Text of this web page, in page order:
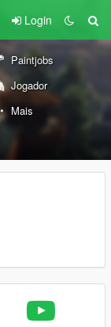
Login
Paintjobs
Jogador
Mais